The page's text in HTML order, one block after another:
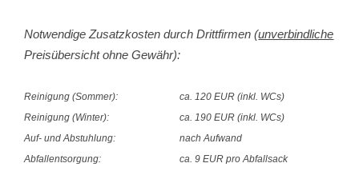
Notwendige Zusatzkosten durch Drittfirmen (unverbindliche
Preisübersicht ohne Gewähr):
Reinigung (Sommer):
ca. 120 EUR (inkl. WCs)
Reinigung (Winter):
ca. 190 EUR (inkl. WCs)
Auf- und Abstuhlung:
nach Aufwand
Abfallentsorgung:
ca. 9 EUR pro Abfallsack